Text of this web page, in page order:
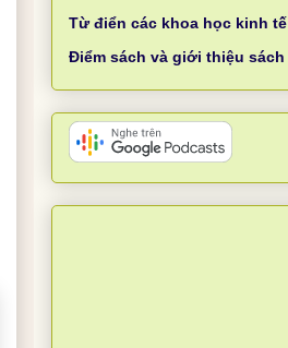
Từ điển các khoa học kinh tế
Điểm sách và giới thiệu sách